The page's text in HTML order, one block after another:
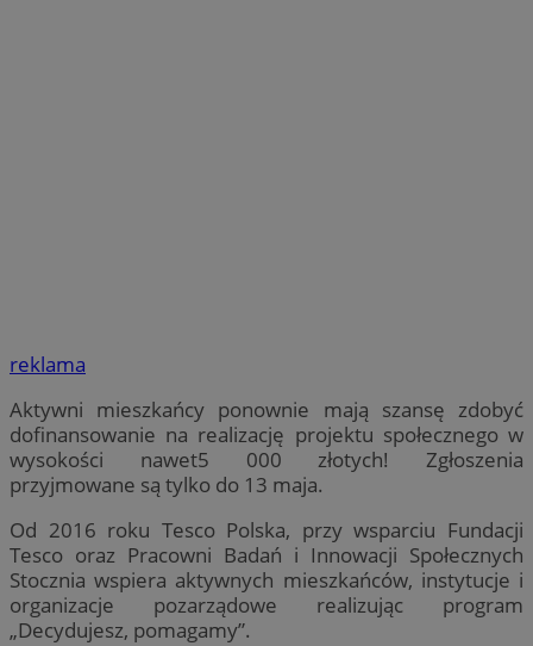
reklama
Aktywni mieszkańcy ponownie mają szansę zdobyć
dofinansowanie na realizację projektu społecznego w
wysokości nawet5 000 złotych! Zgłoszenia
przyjmowane są tylko do 13 maja.
Od 2016 roku Tesco Polska, przy wsparciu Fundacji
Tesco oraz Pracowni Badań i Innowacji Społecznych
Stocznia wspiera aktywnych mieszkańców, instytucje i
organizacje pozarządowe realizując program
„Decydujesz, pomagamy”.